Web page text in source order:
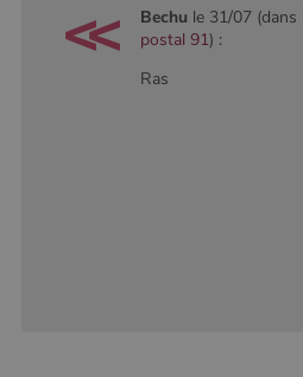
Bechu le 31/07
postal 91) :
Ras